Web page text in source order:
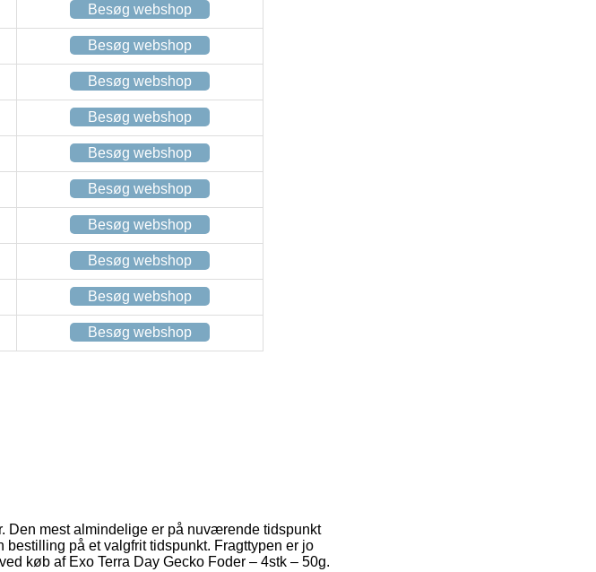
Besøg webshop
Besøg webshop
Besøg webshop
Besøg webshop
Besøg webshop
Besøg webshop
Besøg webshop
Besøg webshop
Besøg webshop
Besøg webshop
Den mest almindelige er på nuværende tidspunkt
på et valgfrit tidspunkt. Fragttypen er jo
køb af Exo Terra Day Gecko Foder – 4stk – 50g.